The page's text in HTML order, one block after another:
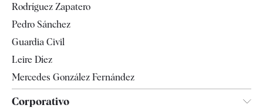
Televisión
Rodríguez Zapatero
Pedro Sánchez
Guardia Civil
Leire Díez
Mercedes González Fernández
Corporativo